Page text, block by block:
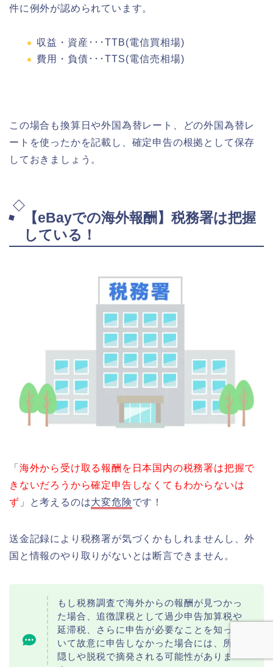
件に例外が認められています。
収益・資産･･･TTB(電信買相場)
費用・負債･･･TTS(電信売相場)
この場合も換算日や外国為替レート、どの外国為替レ
ートを使ったかを記載し、確定申告の根拠として保存
しておきましょう。
【eBayでの海外報酬】税務署は把握
している！
「 海外から受け取る報酬を日本国内の税務署は把握で
きないだろうから確定申告しなくてもわからないは
ず 」と考えるのは大変危険です！
送金記録により税務署が気づくかもしれませんし、外
国と情報のやり取りがないとは断言できません。
もし税務調査で海外からの報酬が見つかっ
た場合、追徴課税として過少申告加算税や
延滞税、さらに申告が必要なことを知って
いて故意に申告しなかった場合には、所得
隠しや脱税で摘発される可能性がありま